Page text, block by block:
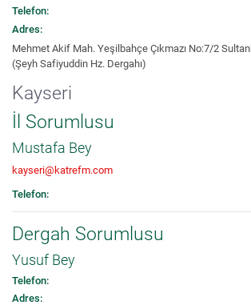
Telefon:
Adres:
Mehmet Akif Mah. Yeşilbahçe Çıkmazı No:7/2
(Şeyh Safiyuddin Hz. Dergahı)
Kayseri
İl Sorumlusu
Mustafa Bey
kayseri@katrefm.com
Telefon:
Dergah Sorumlusu
Yusuf Bey
Telefon:
Adres: